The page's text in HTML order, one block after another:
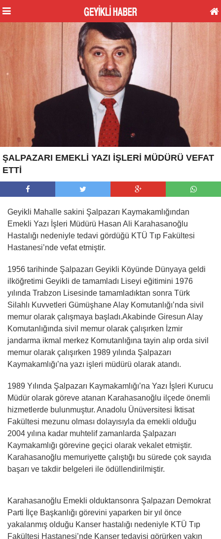
ŞALPAZARI EMEKLİ YAZI İŞLERİ MÜDÜRÜ VEFAT
ETTİ
Geyikli Mahalle sakini Şalpazarı Kaymakamlığından
Emekli Yazı İşleri Müdürü Hasan Ali Karahasanoğlu
Hastalığı nedeniyle tedavi gördüğü KTÜ Tıp Fakültesi
Hastanesi’nde vefat etmiştir.
1956 tarihinde Şalpazarı Geyikli Köyünde Dünyaya geldi
ilköğretimi Geyikli de tamamladı Liseyi eğitimini 1976
yılında Trabzon Lisesinde tamamladıktan sonra Türk
Silahlı Kuvvetleri Gümüşhane Alay Komutanlığı’nda sivil
memur olarak çalışmaya başladı.Akabinde Giresun Alay
Komutanlığında sivil memur olarak çalışırken İzmir
jandarma ikmal merkez Komutanlığına tayin alıp orda sivil
memur olarak çalışırken 1989 yılında Şalpazarı
Kaymakamlığı’na yazı işleri müdürü olarak atandı.
1989 Yılında Şalpazarı Kaymakamlığı’na Yazı İşleri Kurucu
Müdür olarak göreve atanan Karahasanoğlu ilçede önemli
hizmetlerde bulunmuştur. Anadolu Ünüversitesi İktisat
Fakültesi mezunu olması dolayısıyla da emekli olduğu
2004 yılına kadar muhtelif zamanlarda Şalpazarı
Kaymakamlığı görevine geçici olarak vekalet etmiştir.
Karahasanoğlu memuriyette çalıştığı bu sürede çok sayıda
başarı ve takdir belgeleri ile ödüllendirilmiştir.
Karahasanoğlu Emekli olduktansonra Şalpazarı Demokrat
Parti İlçe Başkanlığı görevini yaparken bir yıl önce
yakalanmış olduğu Kanser hastalığı nedeniyle KTÜ Tıp
Fakültesi Hastanesi’nde Kanser tedavisi görürken yakın